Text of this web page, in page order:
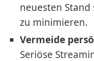
neuesten
zu minimieren.
Vermeide
Seriöse